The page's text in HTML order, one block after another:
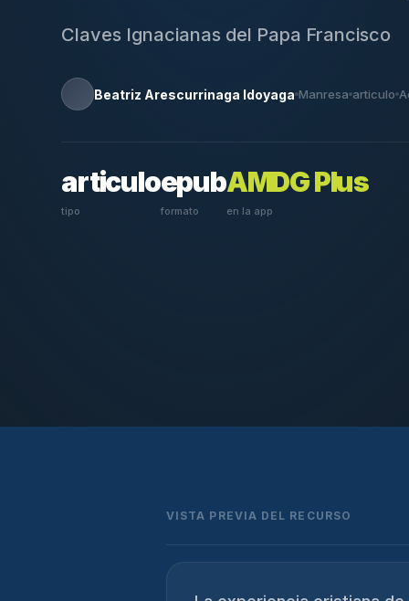
Claves Ignacianas del Papa Francisco
Beatriz Arescurrinaga Idoyaga Manresa articulo
articulo
tipo
epub
formato
AMDG Plus
en la app
VISTA PREVIA DEL RECURSO